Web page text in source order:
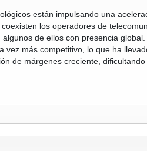
LA
FUTURA
REGULACIÓN
DEL
SECTOR
LAS
TELECOMUNICACIONES
Y
están impulsando una
los operadores de
de ellos con presencia
vez más competitivo, lo que ha
de márgenes creciente,